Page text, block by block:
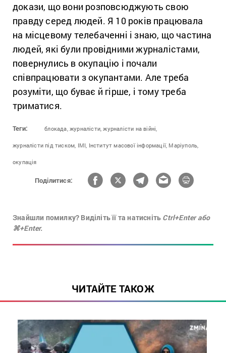
докази, що вони розповсюджують свою
правду серед людей. Я 10 років працювала
на місцевому телебаченні і знаю, що частина
людей, які були провідними журналістами,
повернулись в окупацію і почали
співпрацювати з окупантами. Але треба
розуміти, що буває й гірше, і тому треба
триматися.
Теги: блокада, журналісти, журналісти на війні,
журналісти під тиском, ІМІ, Інститут масової інформації, Маріуполь,
окупація
Поділитися:
Знайшли помилку? Виділіть її та натисніть Ctrl+Enter або
⌘+Enter.
ЧИТАЙТЕ ТАКОЖ